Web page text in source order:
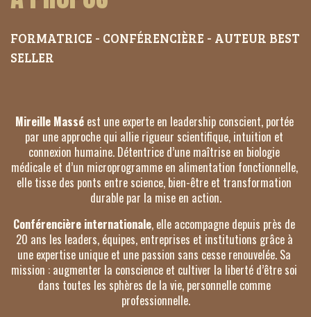
FORMATRICE - CONFÉRENCIÈRE - AUTEUR BEST
SELLER
Mireille Massé est une experte en leadership conscient, portée
par une approche qui allie rigueur scientifique, intuition et
connexion humaine. Détentrice d’une maîtrise en biologie
médicale et d’un microprogramme en alimentation fonctionnelle,
elle tisse des ponts entre science, bien-être et transformation
durable par la mise en action.
Conférencière internationale, elle accompagne depuis près de
20 ans les leaders, équipes, entreprises et institutions grâce à
une expertise unique et une passion sans cesse renouvelée. Sa
mission : augmenter la conscience et cultiver la liberté d’être soi
dans toutes les sphères de la vie, personnelle comme
professionnelle.